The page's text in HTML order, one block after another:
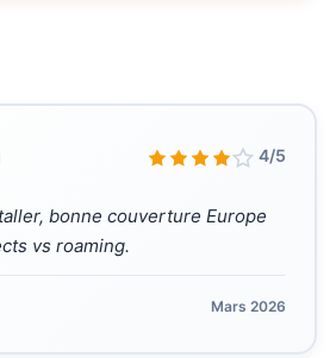
4/5
bonne couverture Europe
vs roaming.
Mars 2026